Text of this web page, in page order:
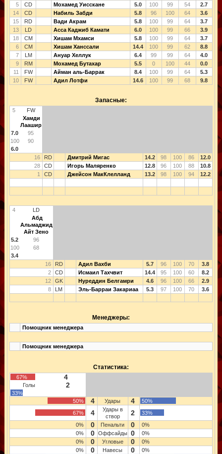
5
CD Мохамед Уисскане 5.0 100 99 54
2.7
14
CD Набиль Забди 5.8 96 100 64
3.6
15
RD Вади Акрам 5.8 100 99 64
3.7
13
LD Асса Каджиб Камати 6.0 100 99 66
3.9
18
CM Хишам Мхамси 5.8 100 99 64
3.7
6
CM Хишам Ханссали 14.4 100 99 62
8.8
7
LM Ануар Хеллук 6.4 99 99 64
4.0
9
RM Мохамед Бутахар 5.5 0 100 44
0.0
11
FW Айман аль-Баррак 8.4 100 99 64
5.3
10
FW Адил Лотфи 14.6 100 99 68 9.8
Запасные:
5
FW
Хамди
Лаашир
7.0
95
100
90
6.0
16
RD Дмитрий Мигас 14.2 98 100 86
12.0
28
CD Игорь Маляренко 12.8 96 100 88
10.8
1
CD Джейсон МакКлелланд 13.2 98 100 94 12.2
4
LD
Абд
Альмаджид
Айт Зено
5.2
96
100
68
3.4
16
RD Адил Вахби 5.7 96 100 70
3.8
2
CD Исмаил Тахчвит 14.4 95 100 60
8.2
12
GK Нуреддин Белгамри 4.6 96 100 66
2.9
8
LM Эль-Барраи Закариаа 5.3 97 100 70 3.6
Менеджеры:
Помощник менеджера
Помощник менеджера
Статистика:
67% 4
Голы 2
33%
50%
4 Удары 4
50%
67%
4
Удары в
створ
2
33%
0%
0 Пенальти 0
0%
0%
0 Оффсайды 0
0%
0%
0 Угловые 0
0%
0%
0 Навесы 0
0%